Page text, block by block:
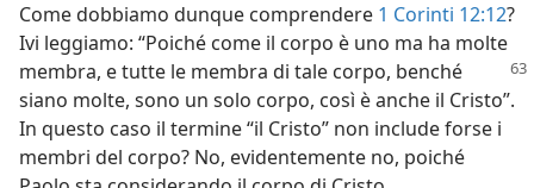
Come dobbiamo dunque comprendere 1 Corinti 12:12?
Ivi leggiamo: “Poiché come il corpo è uno ma ha molte
membra, e tutte le membra di tale corpo, benché
siano molte, sono un solo corpo, così è anche il Cristo”.
In questo caso il termine “il Cristo” non include forse i
membri del corpo? No, evidentemente no, poiché